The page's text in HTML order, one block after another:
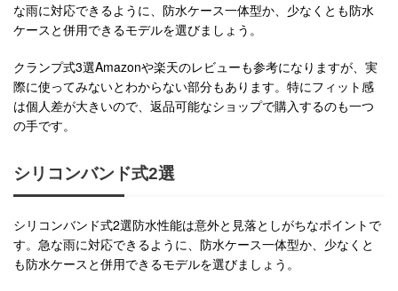
な雨に対応できるように、防水ケース一体型か、少なくとも防水
ケースと併用できるモデルを選びましょう。
クランプ式3選Amazonや楽天のレビューも参考になりますが、実
際に使ってみないとわからない部分もあります。特にフィット感
は個人差が大きいので、返品可能なショップで購入するのも一つ
の手です。
シリコンバンド式2選
シリコンバンド式2選防水性能は意外と見落としがちなポイントで
す。急な雨に対応できるように、防水ケース一体型か、少なくと
も防水ケースと併用できるモデルを選びましょう。